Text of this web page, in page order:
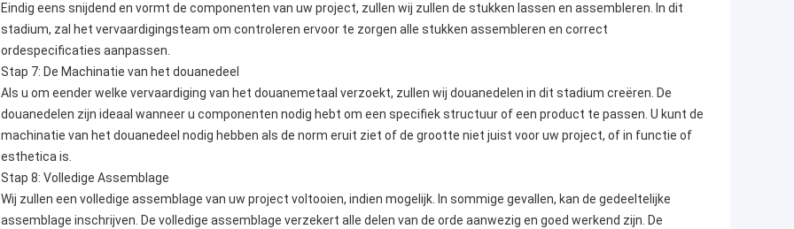
Eindig eens snijdend en vormt de componenten van uw project, zullen wij zullen de stukken lassen en assembleren. In dit
stadium, zal het vervaardigingsteam om controleren ervoor te zorgen alle stukken assembleren en correct
ordespecificaties aanpassen.
Stap 7: De Machinatie van het douanedeel
Als u om eender welke vervaardiging van het douanemetaal verzoekt, zullen wij douanedelen in dit stadium creëren. De
douanedelen zijn ideaal wanneer u componenten nodig hebt om een specifiek structuur of een product te passen. U kunt de
machinatie van het douanedeel nodig hebben als de norm eruit ziet of de grootte niet juist voor uw project, of in functie of
esthetica is.
Stap 8: Volledige Assemblage
Wij zullen een volledige assemblage van uw project voltooien, indien mogelijk. In sommige gevallen, kan de gedeeltelijke
assemblage inschrijven. De volledige assemblage verzekert alle delen van de orde aanwezig en goed werkend zijn. De